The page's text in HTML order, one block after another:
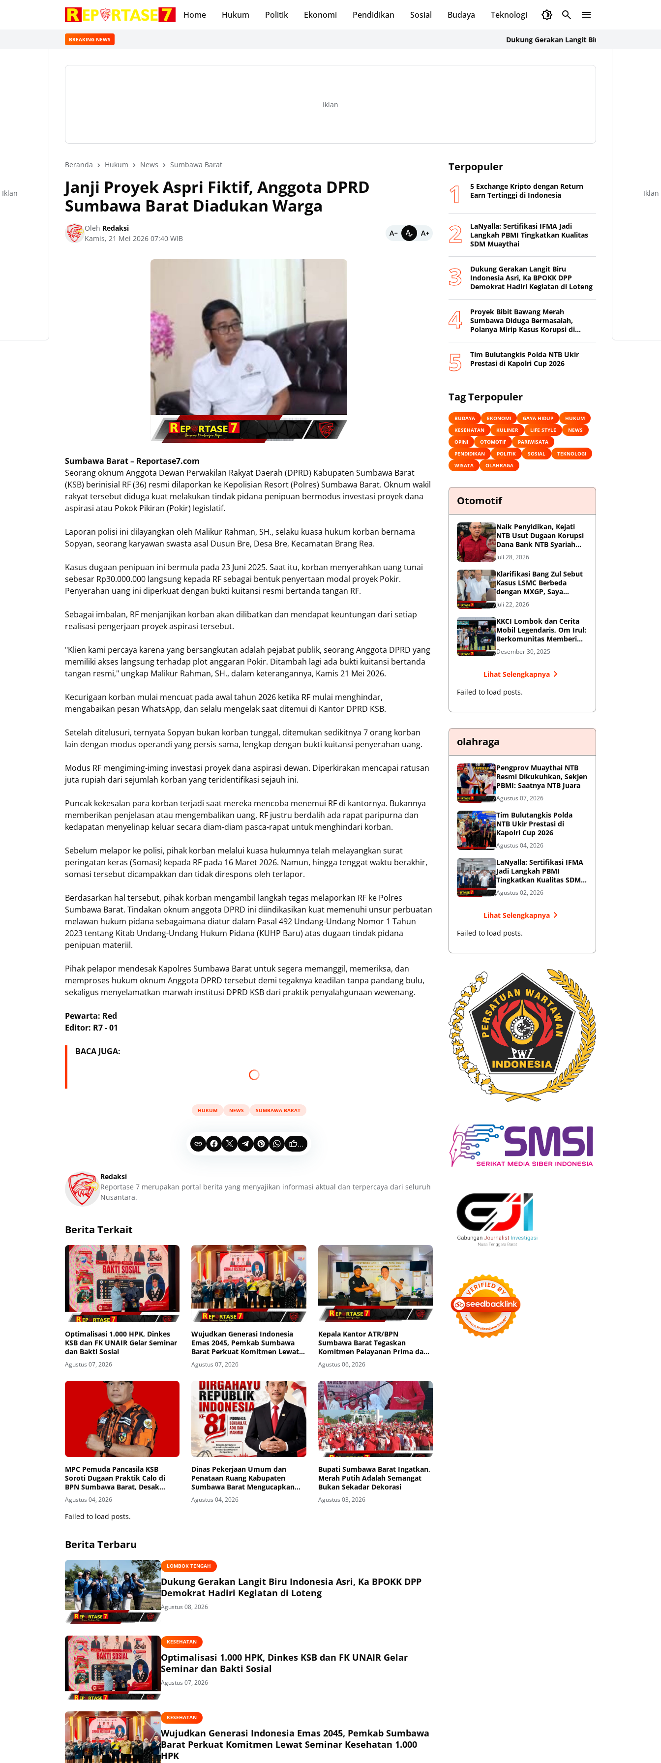
Home Hukum Politik Ekonomi Pendidikan Sosial Budaya Teknologi Olahraga
BREAKING NEWS Dukung Gerakan Langit Biru Indonesia Asri, Ka
Iklan
Beranda Hukum News Sumbawa Barat
Janji Proyek Aspri Fiktif, Anggota DPRD
Sumbawa Barat Diadukan Warga
Oleh Redaksi
Kamis, 21 Mei 2026 07:40 WIB
Sumbawa Barat – Reportase7.com
Seorang oknum Anggota Dewan Perwakilan Rakyat Daerah (DPRD) Kabupaten Sumbawa Barat
(KSB) berinisial RF (36) resmi dilaporkan ke Kepolisian Resort (Polres) Sumbawa Barat. Oknum wakil
rakyat tersebut diduga kuat melakukan tindak pidana penipuan bermodus investasi proyek dana
aspirasi atau Pokok Pikiran (Pokir) legislatif.
Laporan polisi ini dilayangkan oleh Malikur Rahman, SH., selaku kuasa hukum korban bernama
Sopyan, seorang karyawan swasta asal Dusun Bre, Desa Bre, Kecamatan Brang Rea.
Kasus dugaan penipuan ini bermula pada 23 Juni 2025. Saat itu, korban menyerahkan uang tunai
sebesar Rp30.000.000 langsung kepada RF sebagai bentuk penyertaan modal proyek Pokir.
Penyerahan uang ini diperkuat dengan bukti kuitansi resmi bertanda tangan RF.
Sebagai imbalan, RF menjanjikan korban akan dilibatkan dan mendapat keuntungan dari setiap
realisasi pengerjaan proyek aspirasi tersebut.
"Klien kami percaya karena yang bersangkutan adalah pejabat publik, seorang Anggota DPRD yang
memiliki akses langsung terhadap plot anggaran Pokir. Ditambah lagi ada bukti kuitansi bertanda
tangan resmi," ungkap Malikur Rahman, SH., dalam keterangannya, Kamis 21 Mei 2026.
Kecurigaan korban mulai mencuat pada awal tahun 2026 ketika RF mulai menghindar,
mengabaikan pesan WhatsApp, dan selalu mengelak saat ditemui di Kantor DPRD KSB.
Setelah ditelusuri, ternyata Sopyan bukan korban tunggal, ditemukan sedikitnya 7 orang korban
lain dengan modus operandi yang persis sama, lengkap dengan bukti kuitansi penyerahan uang.
Modus RF mengiming-iming investasi proyek dana aspirasi dewan. Diperkirakan mencapai ratusan
juta rupiah dari sejumlah korban yang teridentifikasi sejauh ini.
Puncak kekesalan para korban terjadi saat mereka mencoba menemui RF di kantornya. Bukannya
memberikan penjelasan atau mengembalikan uang, RF justru berdalih ada rapat paripurna dan
kedapatan menyelinap keluar secara diam-diam pasca-rapat untuk menghindari korban.
Sebelum melapor ke polisi, pihak korban melalui kuasa hukumnya telah melayangkan surat
peringatan keras (Somasi) kepada RF pada 16 Maret 2026. Namun, hingga tenggat waktu berakhir,
somasi tersebut dicampakkan dan tidak direspons oleh terlapor.
Berdasarkan hal tersebut, pihak korban mengambil langkah tegas melaporkan RF ke Polres
Sumbawa Barat. Tindakan oknum anggota DPRD ini diindikasikan kuat memenuhi unsur perbuatan
melawan hukum pidana sebagaimana diatur dalam Pasal 492 Undang-Undang Nomor 1 Tahun
2023 tentang Kitab Undang-Undang Hukum Pidana (KUHP Baru) atas dugaan tindak pidana
penipuan materiil.
Pihak pelapor mendesak Kapolres Sumbawa Barat untuk segera memanggil, memeriksa, dan
memproses hukum oknum Anggota DPRD tersebut demi tegaknya keadilan tanpa pandang bulu,
sekaligus menyelamatkan marwah institusi DPRD KSB dari praktik penyalahgunaan wewenang.
Pewarta: Red
Editor: R7 - 01
BACA JUGA:
HUKUM NEWS SUMBAWA BARAT
...
Redaksi
Reportase 7 merupakan portal berita yang menyajikan informasi aktual dan terpercaya dari seluruh
Nusantara.
Berita Terkait
Optimalisasi 1.000 HPK, Dinkes
KSB dan FK UNAIR Gelar Seminar
dan Bakti Sosial
Agustus 07, 2026
Wujudkan Generasi Indonesia
Emas 2045, Pemkab Sumbawa
Barat Perkuat Komitmen Lewat
Seminar Kesehatan 1.000 HPK
Agustus 07, 2026
Kepala Kantor ATR/BPN
Sumbawa Barat Tegaskan
Komitmen Pelayanan Prima dan
Buka Pintu Pengaduan
Masyarakat
Agustus 06, 2026
MPC Pemuda Pancasila KSB
Soroti Dugaan Praktik Calo di
BPN Sumbawa Barat, Desak
Evaluasi Total dan Turun Tangan
Aparat Penegak Hukum
Agustus 04, 2026
Dinas Pekerjaan Umum dan
Penataan Ruang Kabupaten
Sumbawa Barat Mengucapkan
Dirgahayu Republik Indonesia ke-
81
Agustus 04, 2026
Bupati Sumbawa Barat Ingatkan,
Merah Putih Adalah Semangat
Bukan Sekadar Dekorasi
Agustus 03, 2026
Failed to load posts.
Berita Terbaru
LOMBOK TENGAH
Dukung Gerakan Langit Biru Indonesia Asri, Ka BPOKK DPP
Demokrat Hadiri Kegiatan di Loteng
Agustus 08, 2026
KESEHATAN
Optimalisasi 1.000 HPK, Dinkes KSB dan FK UNAIR Gelar
Seminar dan Bakti Sosial
Agustus 07, 2026
KESEHATAN
Wujudkan Generasi Indonesia Emas 2045, Pemkab Sumbawa
Barat Perkuat Komitmen Lewat Seminar Kesehatan 1.000
HPK
Terpopuler
5 Exchange Kripto dengan Return
Earn Tertinggi di Indonesia
LaNyalla: Sertifikasi IFMA Jadi
Langkah PBMI Tingkatkan Kualitas
SDM Muaythai
Dukung Gerakan Langit Biru
Indonesia Asri, Ka BPOKK DPP
Demokrat Hadiri Kegiatan di Loteng
Proyek Bibit Bawang Merah
Sumbawa Diduga Bermasalah,
Polanya Mirip Kasus Korupsi di
Tim Bulutangkis Polda NTB Ukir
Prestasi di Kapolri Cup 2026
Tag Terpopuler
BUDAYA EKONOMI GAYA HIDUP
HUKUM
KESEHATAN
KULINER LIFE STYLE
NEWS
OPINI
OTOMOTIF
PARIWISATA
PENDIDIKAN
POLITIK SOSIAL
TEKNOLOGI
WISATA
OLAHRAGA
Otomotif
Naik Penyidikan, Kejati
NTB Usut Dugaan Korupsi
Dana Bank NTB Syariah
untuk MXGP 2023
Juli 28, 2026
Klarifikasi Bang Zul Sebut
Kasus LSMC Berbeda
dengan MXGP, Saya
Dipanggil Sebagai Saksi
Juli 22, 2026
KKCI Lombok dan Cerita
Mobil Legendaris, Om Irul:
Berkomunitas Memberi
Manfaat dan Membangun
Imej Positif
Desember 30, 2025
Lihat Selengkapnya
Failed to load posts.
olahraga
Pengprov Muaythai NTB
Resmi Dikukuhkan, Sekjen
PBMI: Saatnya NTB Juara
Agustus 07, 2026
Tim Bulutangkis Polda
NTB Ukir Prestasi di
Kapolri Cup 2026
Agustus 04, 2026
LaNyalla: Sertifikasi IFMA
Jadi Langkah PBMI
Tingkatkan Kualitas SDM
Muaythai
Agustus 02, 2026
Lihat Selengkapnya
Failed to load posts.
Iklan Iklan